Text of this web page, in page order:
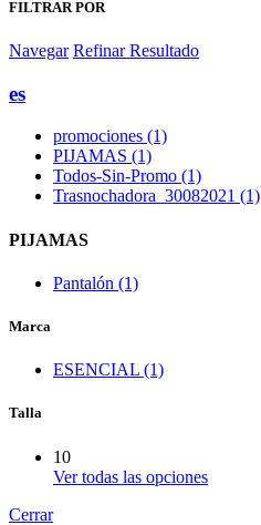
FILTRAR POR
Navegar Refinar Resultado
es
promociones (1)
PIJAMAS (1)
Todos-Sin-Promo (1)
Trasnochadora_30082021 (1)
PIJAMAS
Pantalón (1)
Marca
ESENCIAL (1)
Talla
10
Ver todas las opciones
Cerrar